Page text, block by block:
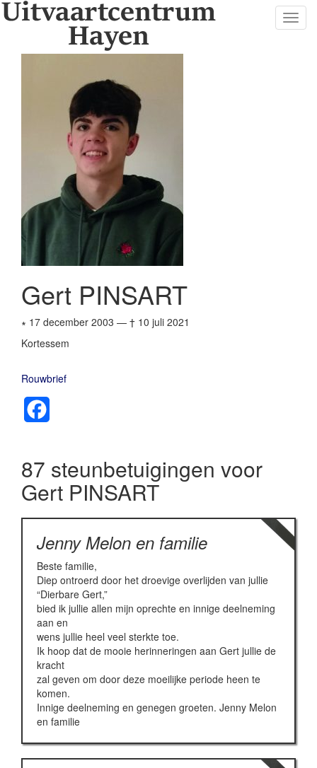
Gert PINSART
∗ 17 december 2003 — † 10 juli 2021
Kortessem
Rouwbrief
87 steunbetuigingen voor
Gert PINSART
Jenny Melon en familie
Beste familie,
Diep ontroerd door het droevige overlijden van jullie
“Dierbare Gert,”
bied ik jullie allen mijn oprechte en innige deelneming
aan en
wens jullie heel veel sterkte toe.
Ik hoop dat de mooie herinneringen aan Gert jullie de
kracht
zal geven om door deze moeilijke periode heen te
komen.
Innige deelneming en genegen groeten. Jenny Melon
en familie